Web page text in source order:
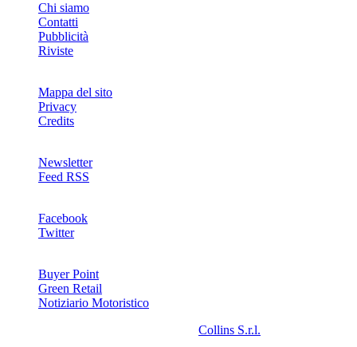
Chi siamo
Contatti
Pubblicità
Riviste
Mappa del sito
Privacy
Credits
Newsletter
Feed RSS
Facebook
Twitter
Buyer Point
Green Retail
Notiziario Motoristico
Collins S.r.l.